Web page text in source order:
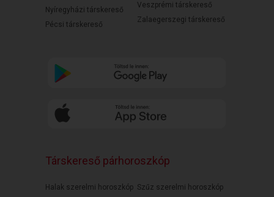
Nyíregyházi társkereső
Pécsi társkereső
Veszprémi társkereső
Zalaegerszegi társkereső
Társkereső párhoroszkóp
Halak szerelmi horoszkóp Szűz szerelmi horoszkóp